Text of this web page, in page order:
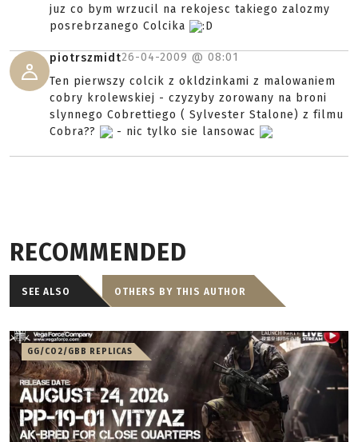
juz co bym wrzucil na rekojesc takiego zalozmy
posrebrzanego Colcika
:D
piotrszmidt26-04-2009 @ 08:01
Ten pierwszy colcik z okldzinkami z malowaniem
cobry krolewskiej - czyzyby zorowany na broni
slynnego Cobrettiego ( Sylvester Stalone) z filmu
Cobra??
- nic tylko sie lansowac
RECOMMENDED
SEE ALSO OTHERS BY THIS AUTHOR
GG/CO2/GBB REPLICAS